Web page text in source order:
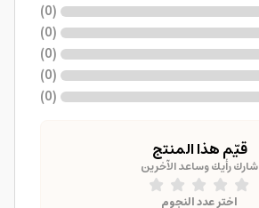
(
0
)
(
0
)
(
0
)
(
0
)
(
0
)
قيّم هذا المنتج
شارك رأيك وساعد الآخرين
اختر عدد النجوم